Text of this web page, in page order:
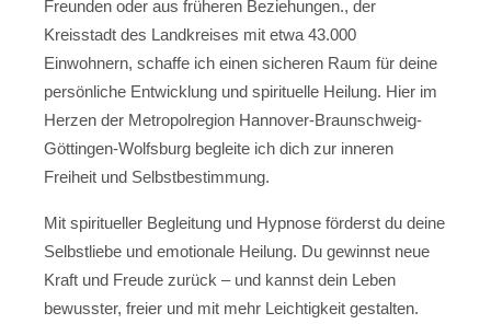
Freunden oder aus früheren Beziehungen., der
Kreisstadt des Landkreises mit etwa 43.000
Einwohnern, schaffe ich einen sicheren Raum für deine
persönliche Entwicklung und spirituelle Heilung. Hier im
Herzen der Metropolregion Hannover-Braunschweig-
Göttingen-Wolfsburg begleite ich dich zur inneren
Freiheit und Selbstbestimmung.
Mit spiritueller Begleitung und Hypnose förderst du deine
Selbstliebe und emotionale Heilung. Du gewinnst neue
Kraft und Freude zurück – und kannst dein Leben
bewusster, freier und mit mehr Leichtigkeit gestalten.